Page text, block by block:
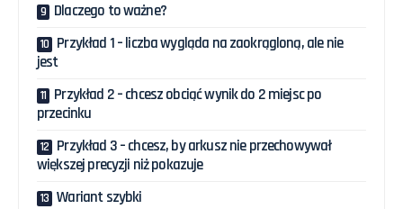
Dlaczego to ważne?
Przykład 1 – liczba wygląda na zaokrągloną, ale nie
jest
Przykład 2 – chcesz obciąć wynik do 2 miejsc po
przecinku
Przykład 3 – chcesz, by arkusz nie przechowywał
większej precyzji niż pokazuje
Wariant szybki